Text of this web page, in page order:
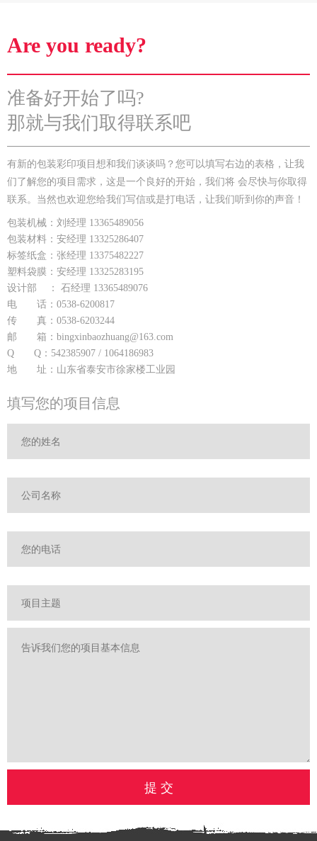
Are you ready?
准备好开始了吗?
那就与我们取得联系吧
有新的包装彩印项目想和我们谈谈吗？您可以填写右边的表格，让我
们了解您的项目需求，这是一个良好的开始，我们将 会尽快与你取得
联系。当然也欢迎您给我们写信或是打电话，让我们听到你的声音！
包装机械：刘经理 13365489056
包装材料：安经理 13325286407
标签纸盒：张经理 13375482227
塑料袋膜：安经理 13325283195
设计部 ： 石经理 13365489076
电 话：0538-6200817
传 真：0538-6203244
邮 箱：bingxinbaozhuang@163.com
Q Q：542385907 / 1064186983
地 址：山东省泰安市徐家楼工业园
填写您的项目信息